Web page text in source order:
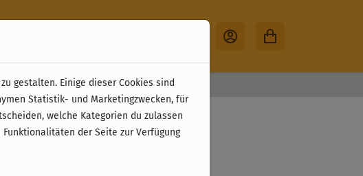
30 Tage Rückgabe
gestalten. Einige dieser Cookies sind
Statistik- und Marketingzwecken, für
welche Kategorien du zulassen
der Seite zur Verfügung